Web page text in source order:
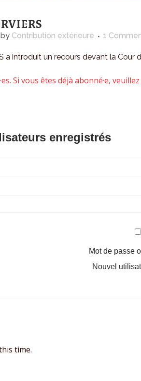
by Contribution extérieure 1
a introduit un recours devant la Cour
Si vous êtes déjà abonné·e,
enregistrés
Mot de passe
Nouvel
time.